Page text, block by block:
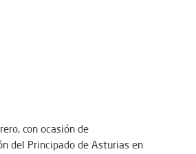
con ocasión de
del Principado de Asturias en